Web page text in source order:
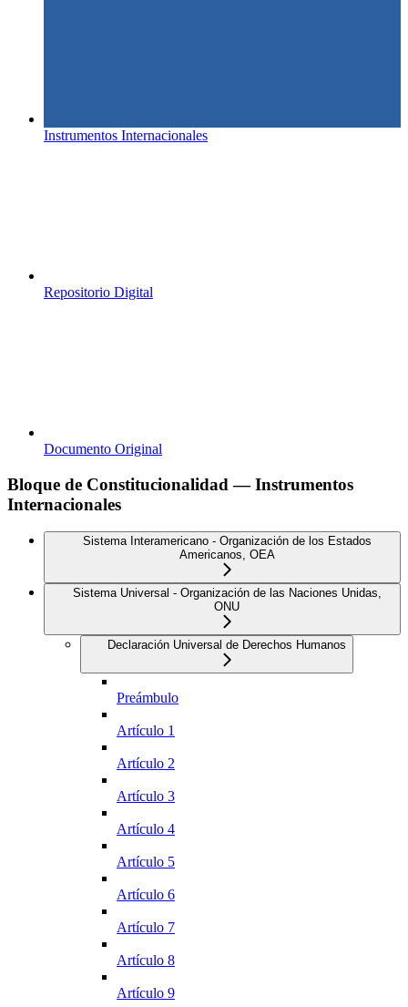
Instrumentos Internacionales
Repositorio Digital
Documento Original
Bloque de Constitucionalidad — Instrumentos
Internacionales
Sistema Interamericano - Organización de los Estados
Americanos, OEA
Sistema Universal - Organización de las Naciones Unidas,
ONU
Declaración Universal de Derechos Humanos
Preámbulo
Artículo 1
Artículo 2
Artículo 3
Artículo 4
Artículo 5
Artículo 6
Artículo 7
Artículo 8
Artículo 9